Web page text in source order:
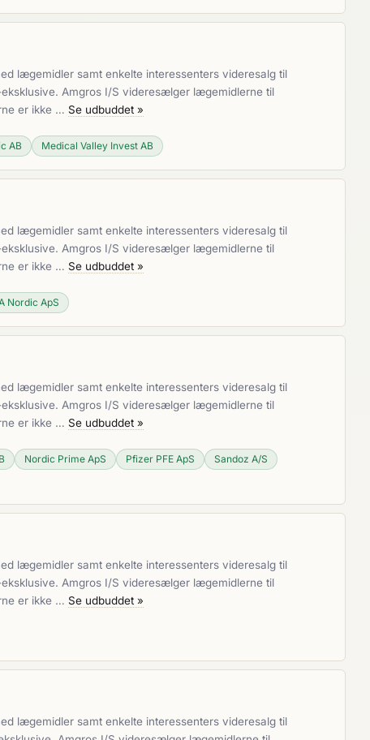
lægemidler samt enkelte interessenters videresalg til
Amgros I/S videresælger lægemidlerne til
er ikke … Se udbuddet »
AB Medical Valley Invest AB
lægemidler samt enkelte interessenters videresalg til
Amgros I/S videresælger lægemidlerne til
er ikke … Se udbuddet »
Nordic ApS
lægemidler samt enkelte interessenters videresalg til
Amgros I/S videresælger lægemidlerne til
er ikke … Se udbuddet »
Nordic Prime ApS Pfizer PFE ApS
Sandoz A/S
lægemidler samt enkelte interessenters videresalg til
Amgros I/S videresælger lægemidlerne til
er ikke … Se udbuddet »
lægemidler samt enkelte interessenters videresalg til